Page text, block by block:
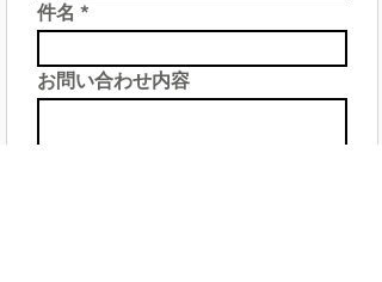
件名
お問い合わせ内容